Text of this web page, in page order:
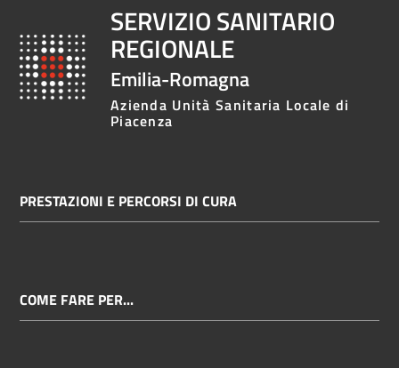
SERVIZIO SANITARIO
REGIONALE
Emilia-Romagna
Azienda Unità Sanitaria Locale di
Piacenza
PRESTAZIONI E PERCORSI DI CURA
COME FARE PER...